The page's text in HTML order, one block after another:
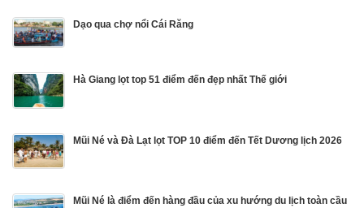
Dạo qua chợ nổi Cái Răng
Hà Giang lọt top 51 điểm đến đẹp nhất Thế giới
Mũi Né và Đà Lạt lọt TOP 10 điểm đến Tết Dương lịch 2026
Mũi Né là điểm đến hàng đầu của xu hướng du lịch toàn cầu